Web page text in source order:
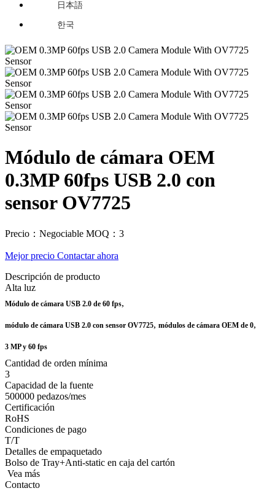
日本語
한국
Módulo de cámara OEM
0.3MP 60fps USB 2.0 con
sensor OV7725
Precio：Negociable MOQ：3
Mejor precio Contactar ahora
Descripción de producto
Alta luz
Módulo de cámara USB 2.0 de 60 fps,
módulo de cámara USB 2.0 con sensor OV7725, módulos de cámara OEM de 0,
3 MP y 60 fps
Cantidad de orden mínima
3
Capacidad de la fuente
500000 pedazos/mes
Certificación
RoHS
Condiciones de pago
T/T
Detalles de empaquetado
Bolso de Tray+Anti-static en caja del cartón
Vea más
Contacto